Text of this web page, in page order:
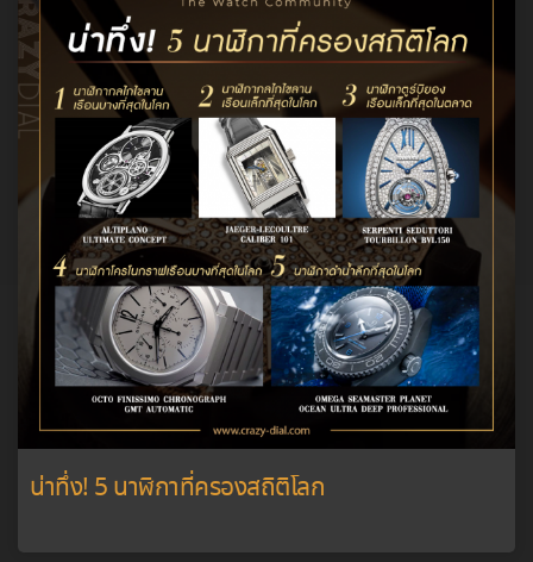
น่าทึ่ง! 5 นาฬิกาที่ครองสถิติโลก